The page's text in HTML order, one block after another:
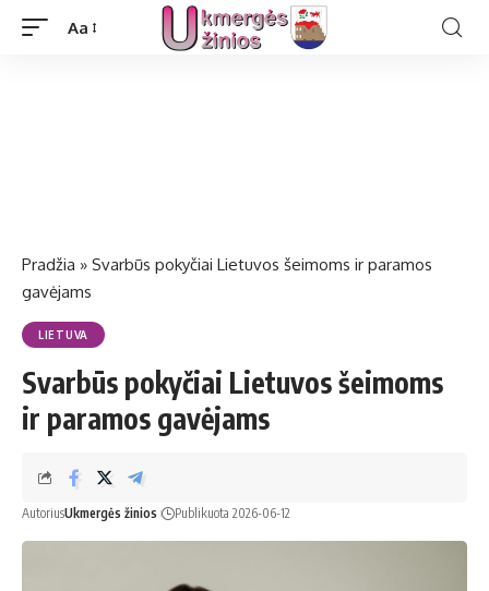
Aa
Pradžia » Svarbūs pokyčiai Lietuvos šeimoms ir paramos
gavėjams
LIETUVA
Svarbūs pokyčiai Lietuvos šeimoms
ir paramos gavėjams
AutoriusUkmergės žinios Publikuota 2026-06-12